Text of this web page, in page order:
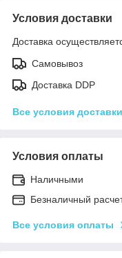
Условия доставки
Доставка
Самовывоз
Доставка DDP
Все условия доставки
Условия оплаты
Наличными
Безналичный
Все условия оплаты